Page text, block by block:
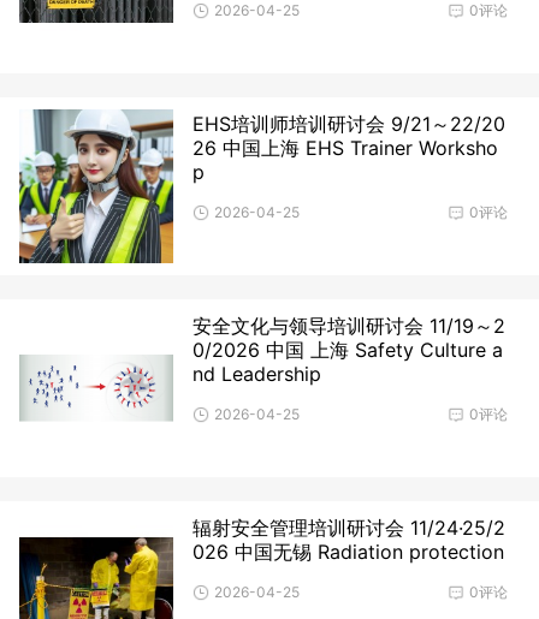
0评论
2026-04-25
EHS培训师培训研讨会 9/21～22/20
26 中国上海 EHS Trainer Worksho
p
0评论
2026-04-25
安全文化与领导培训研讨会 11/19～2
0/2026 中国 上海 Safety Culture a
nd Leadership
0评论
2026-04-25
辐射安全管理培训研讨会 11/24·25/2
026 中国无锡 Radiation protection
0评论
2026-04-25